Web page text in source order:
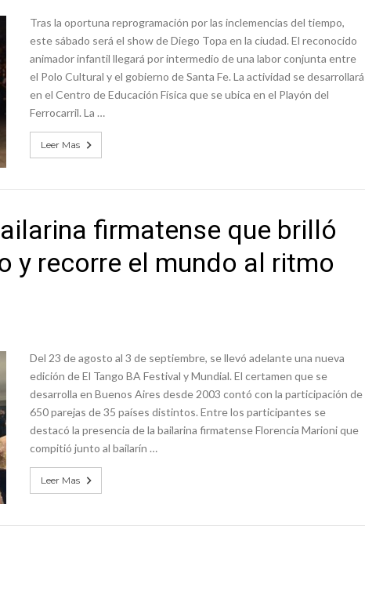
Tras la oportuna reprogramación por las inclemencias del tiempo,
este sábado será el show de Diego Topa en la ciudad. El reconocido
animador infantil llegará por intermedio de una labor conjunta entre
el Polo Cultural y el gobierno de Santa Fe. La actividad se desarrollará
en el Centro de Educación Física que se ubica en el Playón del
Ferrocarril. La …
Leer Mas
firmatense que brilló
y recorre el mundo al ritmo
Del 23 de agosto al 3 de septiembre, se llevó adelante una nueva
edición de El Tango BA Festival y Mundial. El certamen que se
desarrolla en Buenos Aires desde 2003 contó con la participación de
650 parejas de 35 países distintos. Entre los participantes se
destacó la presencia de la bailarina firmatense Florencia Marioni que
compitió junto al bailarín …
Leer Mas